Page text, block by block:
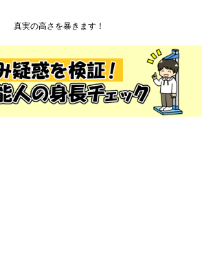
真実の高さを暴きます！